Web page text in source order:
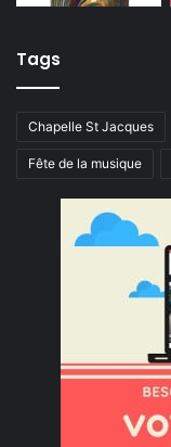
Tags
Chapelle St Jacques
Fête de la musique